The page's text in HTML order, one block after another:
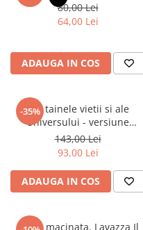
80,00 Lei
64,00 Lei
ADAUGA IN COS
-35%
Din tainele vietii si ale
Universului - versiune
originala din 1939. Volumele I-
III.
143,00 Lei
93,00 Lei
ADAUGA IN COS
Cafea macinata, Lavazza Il